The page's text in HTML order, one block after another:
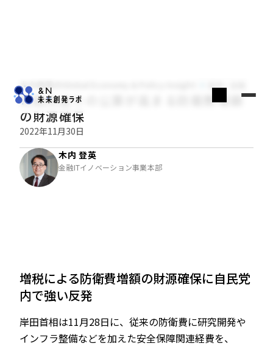
JP EN
木内登英のGlobal Economy & Policy Insight
問題先送りの公算が高まる防衛費増額
の財源確保
2022年11月30日
木内 登英
金融ITイノベーション事業本部
増税による防衛費増額の財源確保に自民党
内で強い反発
岸田首相は11月28日に、従来の防衛費に研究開発や
インフラ整備などを加えた安全保障関連経費を、